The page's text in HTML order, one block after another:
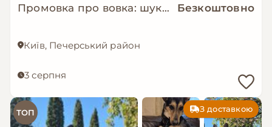
Промовка про вовка: шукаємо дім! Безкоштовно
Київ, Печерський район
3 серпня
ТОП З доставкою